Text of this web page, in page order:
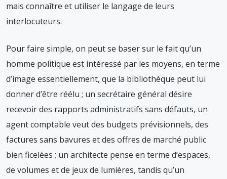
mais connaître et utiliser le langage de leurs
interlocuteurs.
Pour faire simple, on peut se baser sur le fait qu’un
homme politique est intéressé par les moyens, en terme
d’image essentiellement, que la bibliothèque peut lui
donner d’être réélu ; un secrétaire général désire
recevoir des rapports administratifs sans défauts, un
agent comptable veut des budgets prévisionnels, des
factures sans bavures et des offres de marché public
bien ficelées ; un architecte pense en terme d’espaces,
de volumes et de jeux de lumières, tandis qu’un